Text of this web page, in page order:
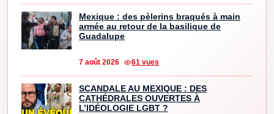
Mexique : des pèlerins braqués à main
armée au retour de la basilique de
Guadalupe
7 août 2026 61 vues
SCANDALE AU MEXIQUE : DES
CATHÉDRALES OUVERTES À
L’IDÉOLOGIE LGBT ?